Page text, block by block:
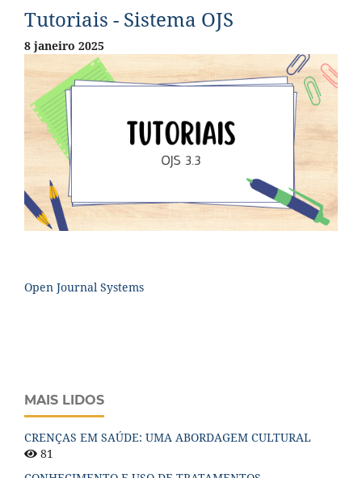
Tutoriais - Sistema OJS
8 janeiro 2025
Open Journal Systems
MAIS LIDOS
CRENÇAS EM SAÚDE: UMA ABORDAGEM CULTURAL
81